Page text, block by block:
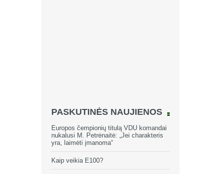
PASKUTINĖS NAUJIENOS
Europos čempionių titulą VDU komandai
nukalusi M. Petrėnaitė: „Jei charakteris
yra, laimėti įmanoma“
Kaip veikia E100?